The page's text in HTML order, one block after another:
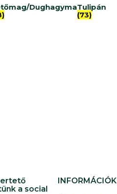
DughagymaTulipán
(73)
a social
INFORMÁCIÓK